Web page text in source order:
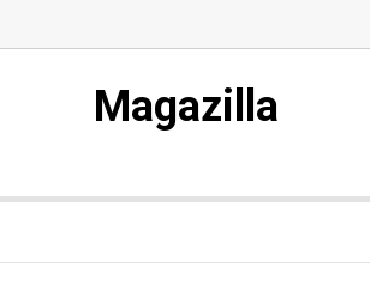
Magazilla